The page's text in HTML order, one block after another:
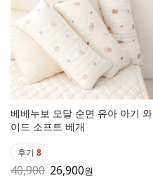
베베누보 모달 순면 유아 아기 와
이드 소프트 베개
후기 8
40,900 26,900원